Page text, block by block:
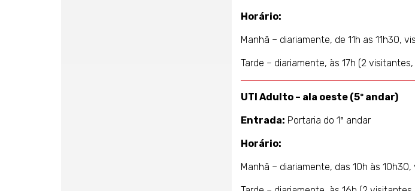
Horário:
Manhã – diariamente, de 11h as 11h30,
Tarde – diariamente, às 17h (2
UTI Adulto – ala oeste (5º andar)
Entrada: Portaria do 1º andar
Horário:
Manhã – diariamente, das 10h às